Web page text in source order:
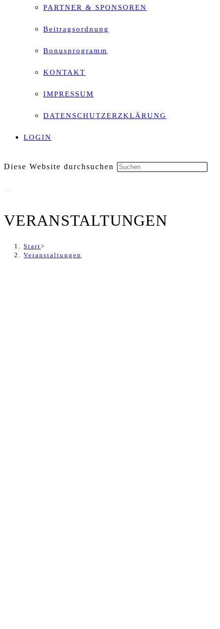
PARTNER & SPONSOREN
Beitragsordnung
Bonusprogramm
KONTAKT
IMPRESSUM
DATENSCHUTZERZKLÄRUNG
LOGIN
Diese Website durchsuchen
VERANSTALTUNGEN
Start>
Veranstaltungen